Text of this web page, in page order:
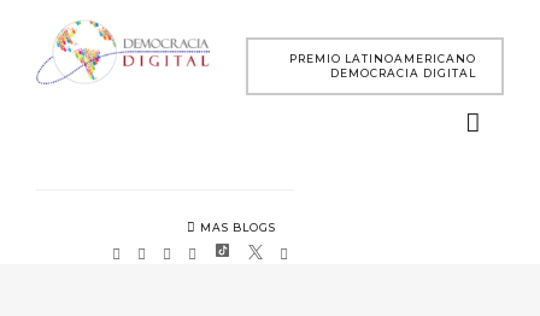
PREMIO LATINOAMERICANO
DEMOCRACIA DIGITAL
MAS BLOGS